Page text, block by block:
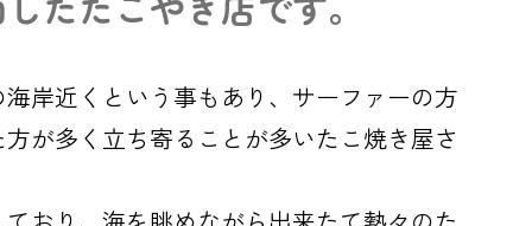
岸近くという事もあり、サーファーの方
が多く立ち寄ることが多いたこ焼き屋さ